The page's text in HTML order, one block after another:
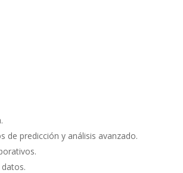
de predicción y análisis avanzado.